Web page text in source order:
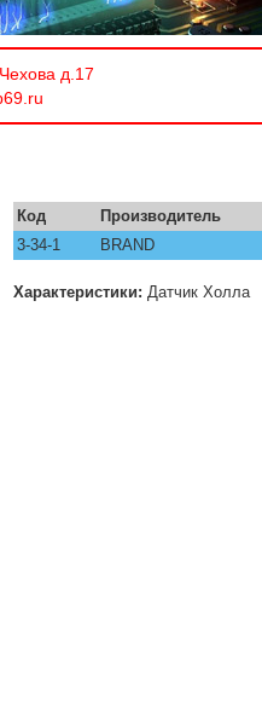
д.17
Код Производитель
3-34-1
BRAND
Характеристики: Датчик Холла